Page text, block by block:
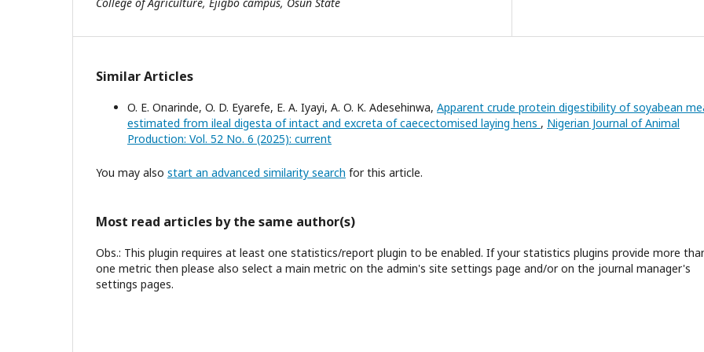
Similar Articles
O. E. Onarinde, O. D. Eyarefe, E. A. Iyayi, A. O. K. Adesehinwa, Apparent crude protein digestibility of soyabean
estimated from ileal digesta of intact and excreta of caecectomised laying hens , Nigerian Journal of Animal
Production: Vol. 52 No. 6 (2025): current
You may also start an advanced similarity search for this article.
Most read articles by the same author(s)
Obs.: This plugin requires at least one statistics/report plugin to be enabled. If your statistics plugins provide more
one metric then please also select a main metric on the admin's site settings page and/or on the journal manager's
settings pages.